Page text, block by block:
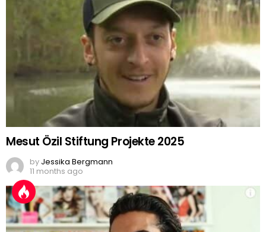
Mesut Özil Stiftung Projekte 2025
by Jessika Bergmann
11 months ago